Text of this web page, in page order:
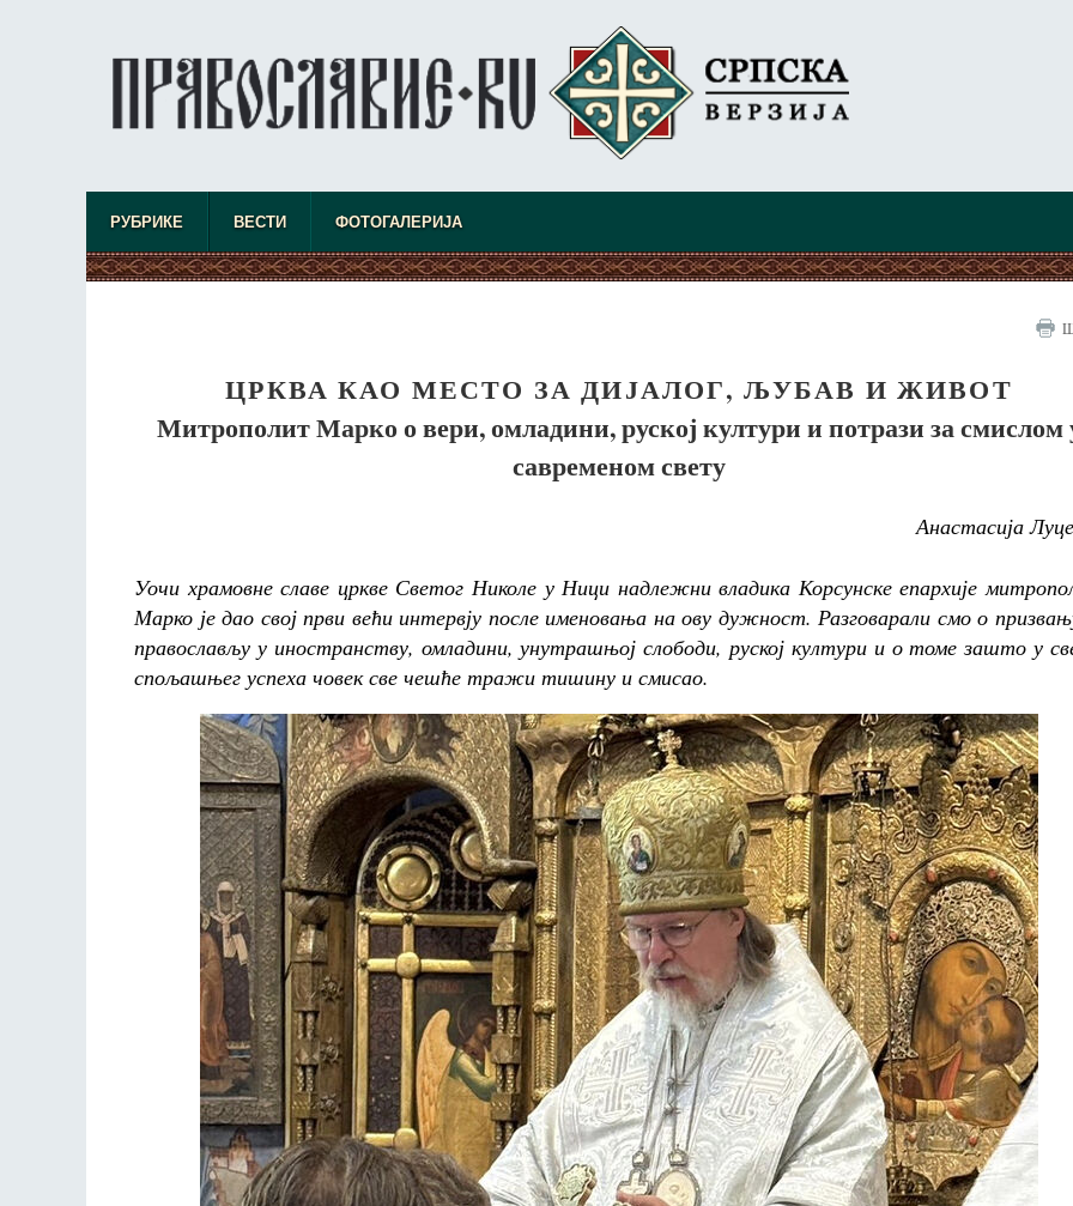
РУБРИКЕ ВЕСТИ ФОТОГАЛЕРИЈА
ЦРКВА КАО МЕСТО ЗА ДИЈАЛОГ, ЉУБАВ И ЖИВОТ
Митрополит Марко о вери, омладини, руској култури и потрази за смислом
савременом свету
Анастасија
Уочи храмовне славе цркве Светог Николе у Ници надлежни владика Корсунске епархије
Марко је дао свој први већи интервју после именовања на ову дужност. Разговарали смо о
православљу у иностранству, омладини, унутрашњој слободи, руској култури и о томе зашто у
спољашњег успеха човек све чешће тражи тишину и смисао.